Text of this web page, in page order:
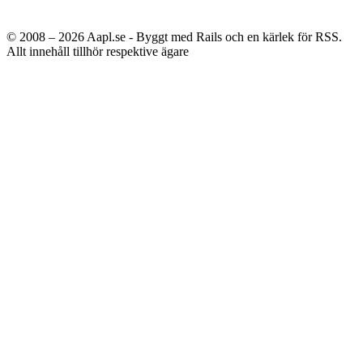
© 2008 – 2026 Aapl.se - Byggt med Rails och en kärlek för RSS.
Allt innehåll tillhör respektive ägare